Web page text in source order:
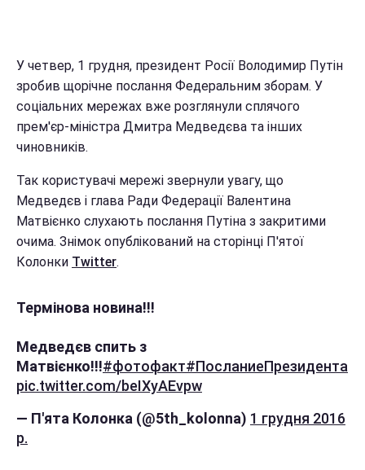
У четвер, 1 грудня, президент Росії Володимир Путін
зробив щорічне послання Федеральним зборам. У
соціальних мережах вже розглянули сплячого
прем'єр-міністра Дмитра Медведєва та інших
чиновників.
Так користувачі мережі звернули увагу, що
Медведєв і глава Ради Федерації Валентина
Матвієнко слухають послання Путіна з закритими
очима. Знімок опублікований на сторінці П'ятої
Колонки Twitter.
Термінова новина!!!
Медведєв спить з
Матвієнко!!!#фотофакт#ПосланиеПрезидента
pic.twitter.com/beIXyAEvpw
— П'ята Колонка (@5th_kolonna) 1 грудня 2016
р.